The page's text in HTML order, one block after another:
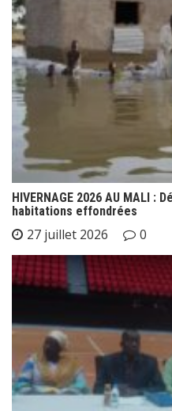
HIVERNAGE 2026 AU MALI :
habitations effondrées
27 juillet 2026 0